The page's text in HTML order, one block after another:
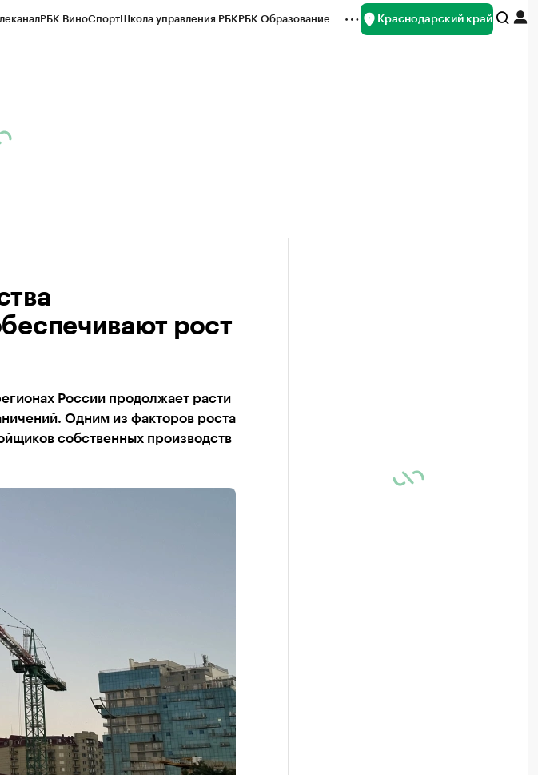
РБК ВиноСпортШкола управления РБКРБК Образование Краснодарский край
рост
России продолжает расти
Одним из факторов роста
собственных производств